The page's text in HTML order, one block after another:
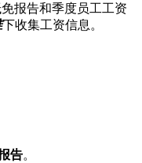
报告和季度员工工资
下收集工资信息。
告。